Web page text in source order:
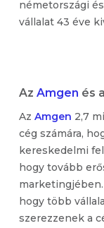
németországi
vállalat 43 éve
Az Amgen és
Az Amgen 2,7
cég számára,
kereskedelmi
hogy tovább
hogy több
szerezzenek a